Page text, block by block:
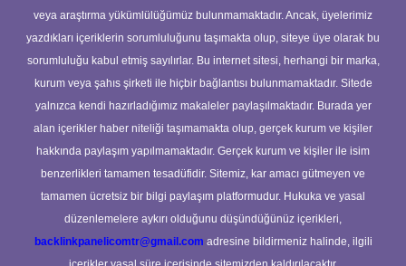
veya araştırma yükümlülüğümüz bulunmamaktadır. Ancak, üyelerimiz
yazdıkları içeriklerin sorumluluğunu taşımakta olup, siteye üye olarak bu
sorumluluğu kabul etmiş sayılırlar. Bu internet sitesi, herhangi bir marka,
kurum veya şahıs şirketi ile hiçbir bağlantısı bulunmamaktadır. Sitede
yalnızca kendi hazırladığımız makaleler paylaşılmaktadır. Burada yer
alan içerikler haber niteliği taşımamakta olup, gerçek kurum ve kişiler
hakkında paylaşım yapılmamaktadır. Gerçek kurum ve kişiler ile isim
benzerlikleri tamamen tesadüfidir. Sitemiz, kar amacı gütmeyen ve
tamamen ücretsiz bir bilgi paylaşım platformudur. Hukuka ve yasal
düzenlemelere aykırı olduğunu düşündüğünüz içerikleri,
backlinkpanelicomtr@gmail.com adresine bildirmeniz halinde, ilgili